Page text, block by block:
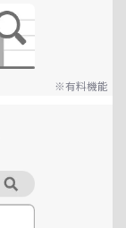
※有料機能